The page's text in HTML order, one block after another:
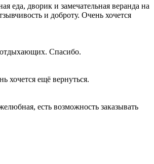
еда, дворик и замечательная веранда на
и доброту. Очень хочется
отдыхающих. Спасибо.
хочется ещё вернуться.
есть возможность заказывать